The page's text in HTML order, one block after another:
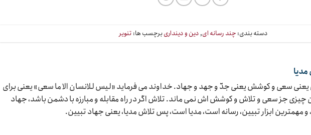
دسته بندی: چند رسانه ای,دین و دینداریبرچسب ها: تنویر
سعی و کوشش یعنی جدّ و جهد و جهاد. خداوند می فرماید «لیس للانسان الا ما سعی» یعنی برای
چیزی جز سعی و تلاش و کوشش اش نمی ماند. تلاش اگر در راه مقابله و مبارزه با دشمن باشد، جهاد
مهمترین ابزار تبیین، رسانه است، مدیا است، پس تلاش مدیا، یعنی جهاد تبیین.